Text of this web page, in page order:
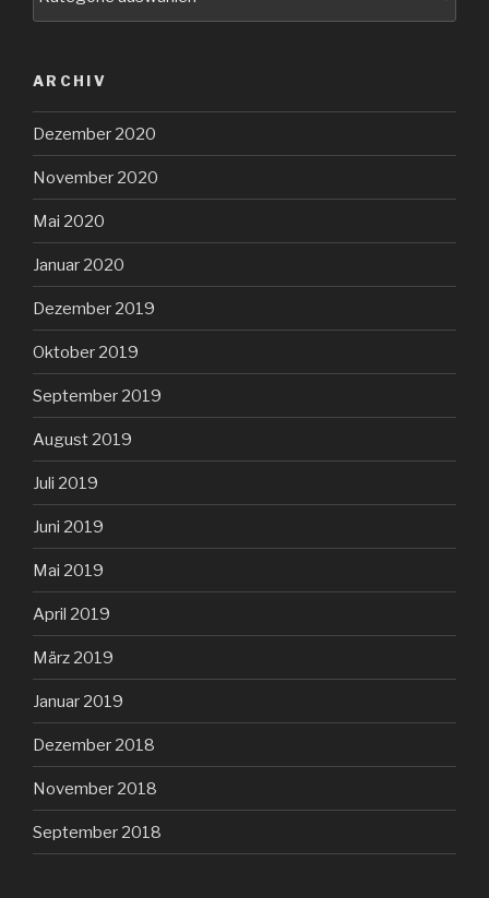
Details
ARCHIV
Dezember 2020
November 2020
Mai 2020
Januar 2020
Dezember 2019
Oktober 2019
September 2019
August 2019
Juli 2019
Juni 2019
Mai 2019
April 2019
März 2019
Januar 2019
Dezember 2018
November 2018
September 2018